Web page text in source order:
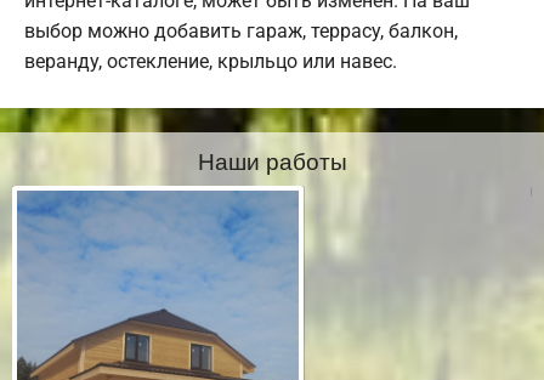
выбор можно добавить гараж, террасу, балкон,
веранду, остекление, крыльцо или навес.
Наши работы